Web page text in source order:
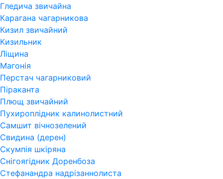
Гледича звичайна
Карагана чагарникова
Кизил звичайний
Кизильник
Ліщина
Магонія
Перстач чагарниковий
Піраканта
Плющ звичайний
Пухироплідник калинолистний
Самшит вічнозелений
Свидина (дерен)
Скумпія шкіряна
Снігоягідник Доренбоза
Стефанандра надрізаннолиста